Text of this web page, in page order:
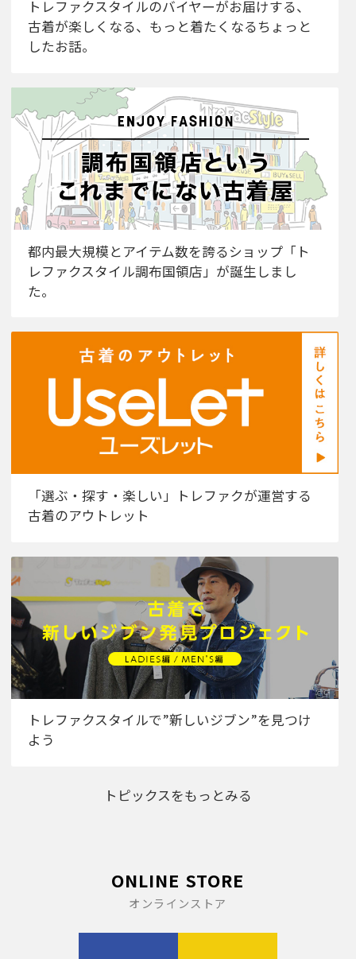
トレファクスタイルのバイヤーがお届けする、
古着が楽しくなる、もっと着たくなるちょっと
したお話。
都内最大規模とアイテム数を誇るショップ「ト
レファクスタイル調布国領店」が誕生しまし
た。
「選ぶ・探す・楽しい」トレファクが運営する
古着のアウトレット
トレファクスタイルで”新しいジブン”を見つけ
よう
トピックスをもっとみる
ONLINE STORE
オンラインストア